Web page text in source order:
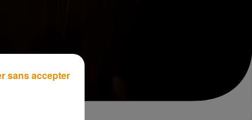
sans accepter